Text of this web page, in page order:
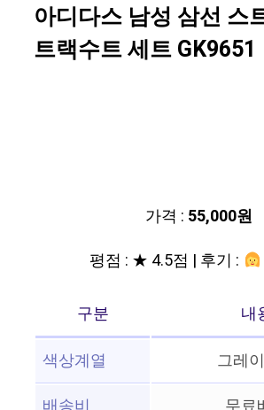
아디다스 남성 삼선 스
트랙수트 세트 GK9651
가격 : 55,000원
평점 : ★ 4.5점 | 후기 :
구분
내
색상계열
그레